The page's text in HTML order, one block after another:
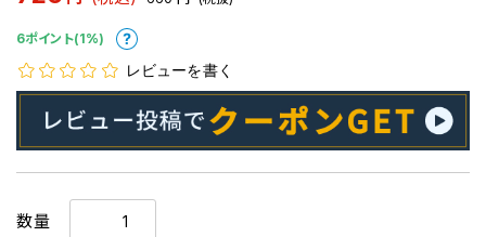
6ポイント(1%)
レビューを書く
数量